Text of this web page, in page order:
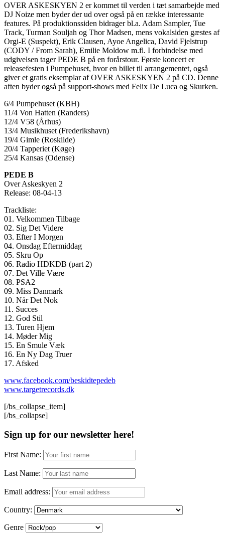
OVER ASKESKYEN 2 er kommet til verden i tæt samarbejde med
DJ Noize men byder der ud over også på en række interessante
features. På produktionssiden bidrager bl.a. Adam Sampler, Tue
Track, Turman Souljah og Thor Madsen, mens vokalsiden gæstes af
Orgi-E (Suspekt), Erik Clausen, Ayoe Angelica, David Fjelstrup
(CODY / From Sarah), Emilie Moldow m.fl. I forbindelse med
udgivelsen tager PEDE B på en forårstour. Første koncert er
releasefesten i Pumpehuset, hvor en billet til arrangementet, også
giver et gratis eksemplar af OVER ASKESKYEN 2 på CD. Denne
aften byder også på support-shows med Felix De Luca og Skurken.
6/4 Pumpehuset (KBH)
11/4 Von Hatten (Randers)
12/4 V58 (Århus)
13/4 Musikhuset (Frederikshavn)
19/4 Gimle (Roskilde)
20/4 Tapperiet (Køge)
25/4 Kansas (Odense)
PEDE B
Over Askeskyen 2
Release: 08-04-13
Trackliste:
01. Velkommen Tilbage
02. Sig Det Videre
03. Efter I Morgen
04. Onsdag Eftermiddag
05. Skru Op
06. Radio HDKDB (part 2)
07. Det Ville Være
08. PSA2
09. Miss Danmark
10. Når Det Nok
11. Succes
12. God Stil
13. Turen Hjem
14. Møder Mig
15. En Smule Væk
16. En Ny Dag Truer
17. Afsked
www.facebook.com/beskidtepedeb
www.targetrecords.dk
[/bs_collapse_item]
[/bs_collapse]
Sign up for our newsletter here!
First Name:
Last Name:
Email address:
Country:
Genre